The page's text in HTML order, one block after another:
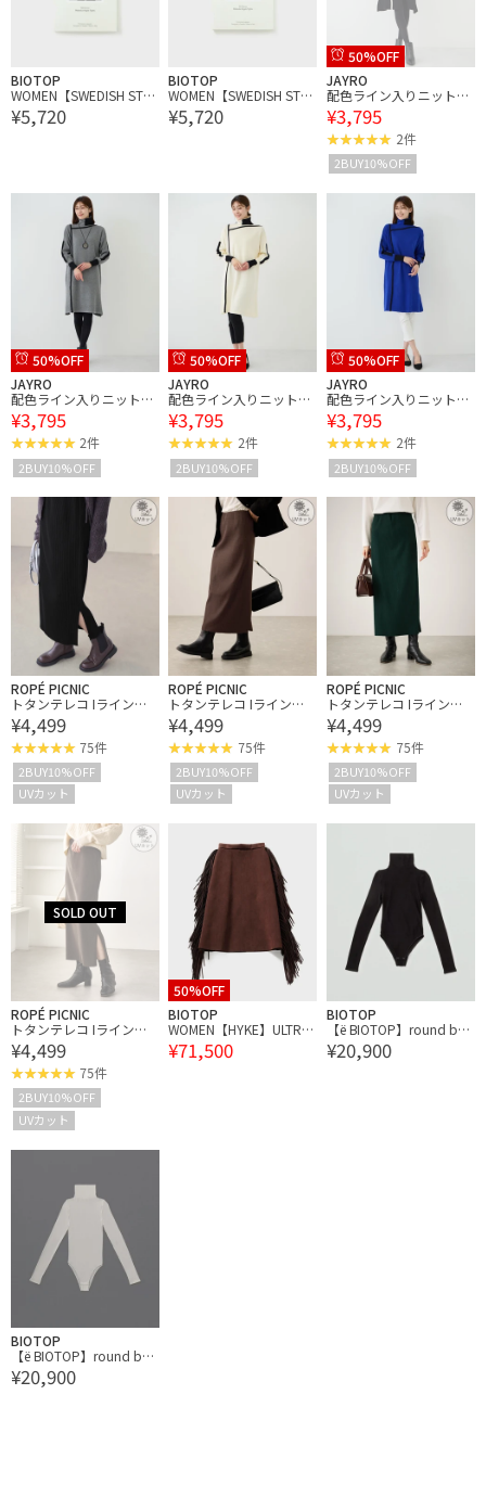
BIOTOP
WOMEN【SWEDISH STO
CKINGS】REBECKA
¥5,720
BIOTOP
WOMEN【SWEDISH STO
CKINGS】REBECKA
¥5,720
50%OFF
JAYRO
配色ライン入りニットワ
ンピース
¥3,795
2件
2BUY10%OFF
50%OFF
JAYRO
配色ライン入りニットワ
ンピース
¥3,795
2件
2BUY10%OFF
50%OFF
JAYRO
配色ライン入りニットワ
ンピース
¥3,795
2件
2BUY10%OFF
50%OFF
JAYRO
配色ライン入りニットワ
ンピース
¥3,795
2件
2BUY10%OFF
ROPÉ PICNIC
トタンテレコ Iラインリ
ブニットスカート
¥4,499
75件
2BUY10%OFF
UVカット
ROPÉ PICNIC
トタンテレコ Iラインリ
ブニットスカート
¥4,499
75件
2BUY10%OFF
UVカット
ROPÉ PICNIC
トタンテレコ Iラインリ
ブニットスカート
¥4,499
75件
2BUY10%OFF
UVカット
ROPÉ PICNIC
トタンテレコ Iラインリ
ブニットスカート
¥4,499
75件
2BUY10%OFF
UVカット
50%OFF
BIOTOP
WOMEN【HYKE】ULTRA
SUEDE FRINGE MIDI SKIR
¥71,500
BIOTOP
【ё BIOTOP】round bo
dy long sleeve bodysuit
¥20,900
BIOTOP
【ё BIOTOP】round bo
dy long sleeve bodysuit
¥20,900